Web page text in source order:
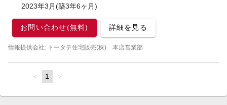
2023年3月(築3年6ヶ月)
お問い合わせ(無料) 詳細を見る
情報提供会社: トータテ住宅販売(株) 本店営業部
page
You're
page
1 page